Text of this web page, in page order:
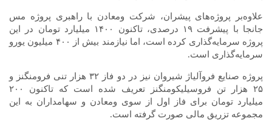
علاوه‌بر پروژه‌های پیشران، شرکت ومعادن با راهبری پروژه مس
جانجا با پیشرفت ۱۹ درصدی، تاکنون ۱۴۰۰ میلیارد تومان در این
پروژه سرمایه‌گذاری کرده است، اما نیازمند بیش از ۴۰۰ میلیون یورو
سرمایه‌گذاری است.
پروژه صنایع فروآلیاژ شیروان نیز در دو فاز ۳۲ هزار تنی فرومنگنز و
۲۵ هزار تن فروسیلیکومنگنز تعریف شده است که تاکنون ۲۰۰
میلیارد تومان برای فاز اول از سوی ومعادن و سهامداران به این
مجموعه تزریق مالی صورت گرفته است.